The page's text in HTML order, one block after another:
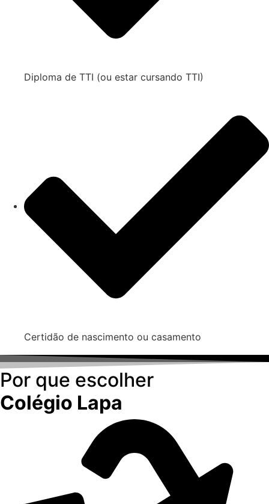
Diploma de TTI (ou estar cursando TTI)
Certidão de nascimento ou casamento
Por que escolher
Colégio Lapa